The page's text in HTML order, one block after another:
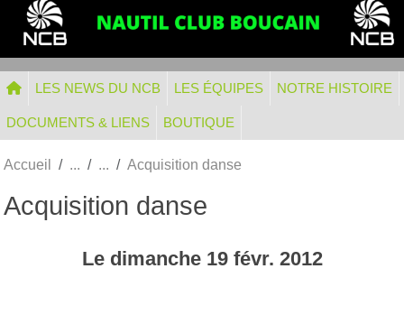
LES NEWS DU NCB LES ÉQUIPES NOTRE HISTOIRE
DOCUMENTS & LIENS BOUTIQUE
Accueil Acquisition danse
Acquisition danse
Le dimanche 19 févr. 2012
Panneau de gestion des cookies